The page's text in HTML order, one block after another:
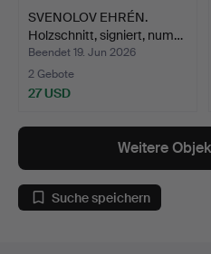
SVENOLOV EHRÉN.
Holzschnitt, signiert, num…
Beendet 19. Jun 2026
2 Gebote
27 USD
Weitere
Suche speichern